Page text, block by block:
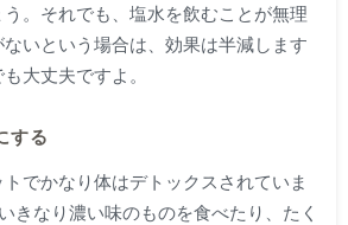
。それでも、塩水を飲むことが無理
いという場合は、効果は半減します
大丈夫ですよ。
する
でかなり体はデトックスされていま
きなり濃い味のものを食べたり、たく